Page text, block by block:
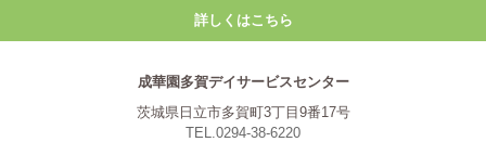
詳しくはこちら
成華園多賀デイサービスセンター
茨城県日立市多賀町3丁目9番17号
TEL.0294-38-6220